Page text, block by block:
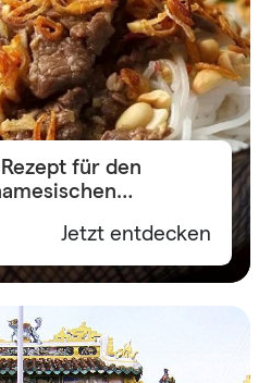
für den
Jetzt entdecken